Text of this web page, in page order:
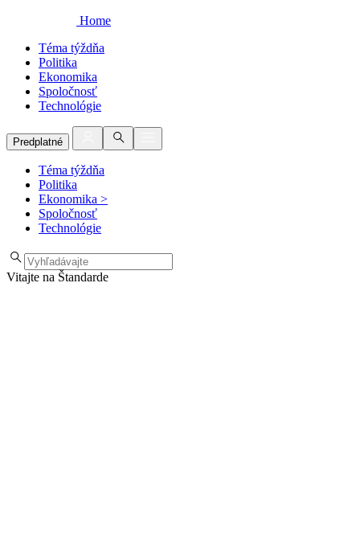
Home
Téma týždňa
Politika
Ekonomika
Spoločnosť
Technológie
Predplatné
Téma týždňa
Politika
Ekonomika >
Spoločnosť
Technológie
Vitajte na Štandarde